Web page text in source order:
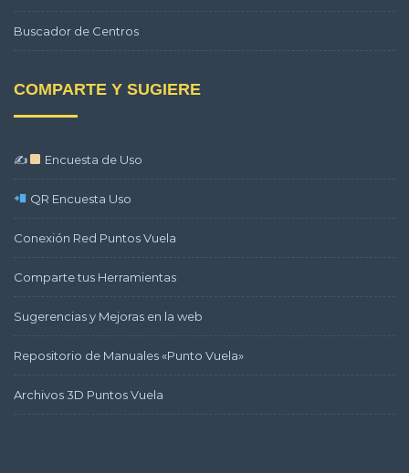
Buscador de Centros
COMPARTE Y SUGIERE
✍ Encuesta de Uso
QR Encuesta Uso
Conexión Red Puntos Vuela
Comparte tus Herramientas
Sugerencias y Mejoras en la web
Repositorio de Manuales «Punto Vuela»
Archivos 3D Puntos Vuela